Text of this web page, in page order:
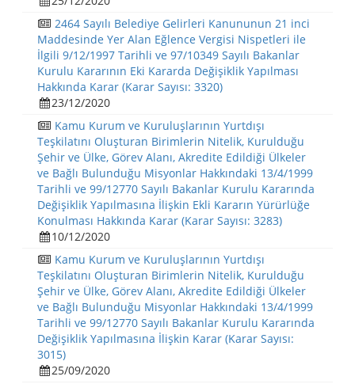
2464 Sayılı Belediye Gelirleri Kanununun 21 inci
Maddesinde Yer Alan Eğlence Vergisi Nispetleri ile
İlgili 9/12/1997 Tarihli ve 97/10349 Sayılı Bakanlar
Kurulu Kararının Eki Kararda Değişiklik Yapılması
Hakkında Karar (Karar Sayısı: 3320)
23/12/2020
Kamu Kurum ve Kuruluşlarının Yurtdışı
Teşkilatını Oluşturan Birimlerin Nitelik, Kurulduğu
Şehir ve Ülke, Görev Alanı, Akredite Edildiği Ülkeler
ve Bağlı Bulunduğu Misyonlar Hakkındaki 13/4/1999
Tarihli ve 99/12770 Sayılı Bakanlar Kurulu Kararında
Değişiklik Yapılmasına İlişkin Ekli Kararın Yürürlüğe
Konulması Hakkında Karar (Karar Sayısı: 3283)
10/12/2020
Kamu Kurum ve Kuruluşlarının Yurtdışı
Teşkilatını Oluşturan Birimlerin Nitelik, Kurulduğu
Şehir ve Ülke, Görev Alanı, Akredite Edildiği Ülkeler
ve Bağlı Bulunduğu Misyonlar Hakkındaki 13/4/1999
Tarihli ve 99/12770 Sayılı Bakanlar Kurulu Kararında
Değişiklik Yapılmasına İlişkin Karar (Karar Sayısı:
3015)
25/09/2020